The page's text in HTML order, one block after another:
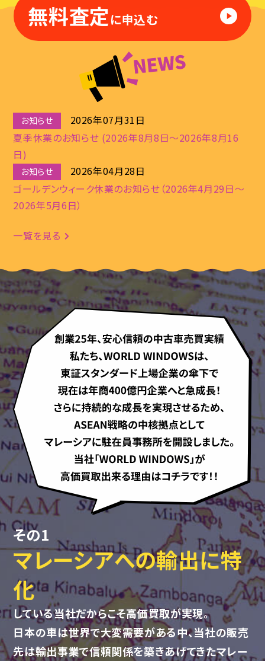
無料査定に申込む
お知らせ
2026年07月31日
夏季休業のお知らせ (2026年8月8日～2026年8月16
日)
お知らせ
2026年04月28日
ゴールデンウィーク休業のお知らせ（2026年4月29日～
2026年5月6日）
一覧を見る
その1
マレーシアへの輸出に特
化
している当社だからこそ高価買取が実現。
日本の車は世界で大変需要がある中、当社の販売
先は輸出事業で信頼関係を築きあげてきたマレー